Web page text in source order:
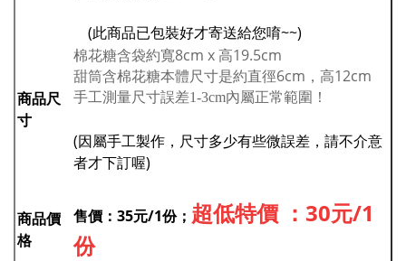
(此商品已包裝好才寄送給您唷~~)
商品尺
寸
棉花糖含袋約寬8cm x 高19.5cm
甜筒含棉花糖本體尺寸是約直徑6cm，高12cm
手工測量尺寸誤差1-3cm內屬正常範圍！
(因屬手工製作，尺寸多少有些微誤差，請不介意
者才下訂喔)
商品價
格
售價：35元/1份； 超低特價 ：30元/1
份